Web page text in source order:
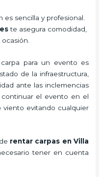
sencilla y profesional.
te asegura comodidad,
para un evento es
de la infraestructura,
ante las inclemencias
el evento en el
viento evitando cualquier
rentar carpas en Villa
tener en cuenta